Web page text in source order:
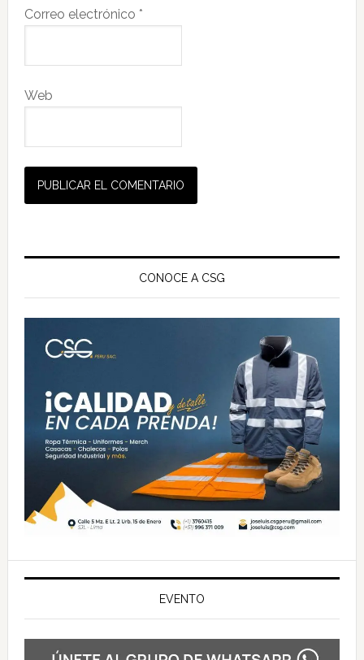
Correo electrónico *
Web
Barra
principal
CONOCE A CSG
EVENTO